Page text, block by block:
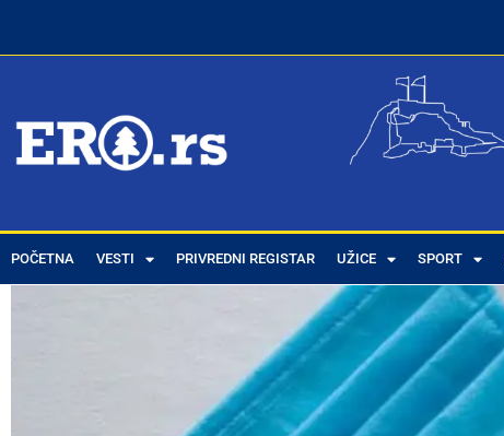
POČETNA VESTI PRIVREDNI REGISTAR UŽICE SPORT